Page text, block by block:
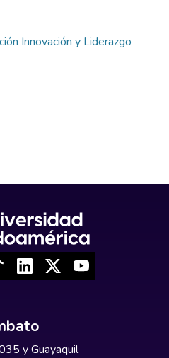
Innovación y Liderazgo
y Guayaquil